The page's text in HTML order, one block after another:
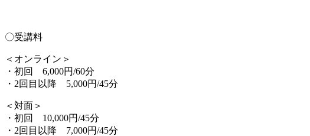
〇受講料
＜オンライン＞
・初回 6,000円/60分
・2回目以降 5,000円/45分
＜対面＞
・初回 10,000円/45分
・2回目以降 7,000円/45分